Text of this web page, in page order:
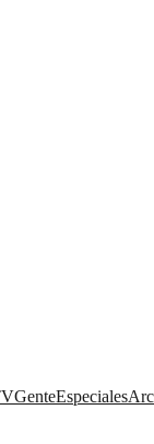
GenteEspeciales